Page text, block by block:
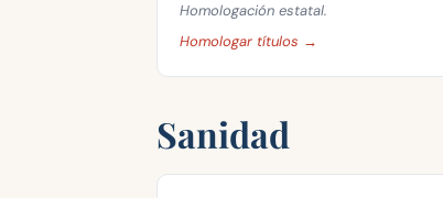
Homologación estatal.
Homologar títulos →
Sanidad